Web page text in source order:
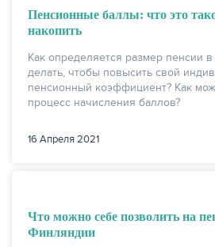
Пенсионные баллы: что это
накопить
Как определяется размер пенсии
делать, чтобы повысить свой
пенсионный коэффициент? Как
процесс начисления баллов?
16 Апреля 2021
Что можно себе позволить на
Финляндии